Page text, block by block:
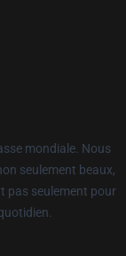
mondiale. Nous
seulement beaux,
pas seulement pour